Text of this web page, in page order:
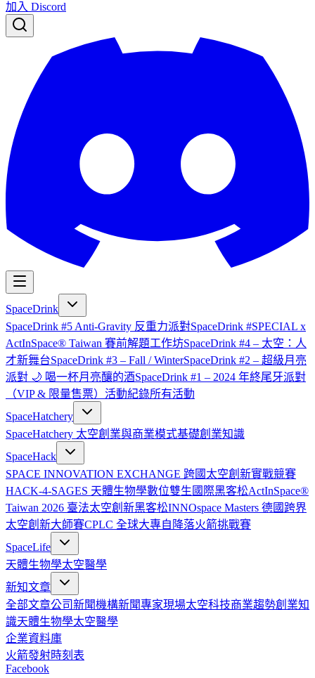
加入 Discord
SpaceDrink
SpaceDrink #5 Anti-Gravity 反重力派對SpaceDrink #SPECIAL x
ActInSpace® Taiwan 賽前解題工作坊SpaceDrink #4 – 太空：人
才新舞台SpaceDrink #3 – Fall / WinterSpaceDrink #2 – 超級月亮
派對 🌙 喝一杯月亮釀的酒SpaceDrink #1 – 2024 年終尾牙派對
（VIP & 限量售票） 活動紀錄所有活動
SpaceHatchery
SpaceHatchery 太空創業與商業模式基礎創業知識
SpaceHack
SPACE INNOVATION EXCHANGE 跨國太空創新實戰競賽
HACK-4-SAGES 天體生物學數位雙生國際黑客松ActInSpace®
Taiwan 2026 臺法太空創新黑客松INNOspace Masters 德國跨界
太空創新大師賽CPLC 全球大專自降落火箭挑戰賽
SpaceLife
天體生物學太空醫學
新知文章
全部文章公司新聞機構新聞專家現場太空科技商業趨勢創業知
識天體生物學太空醫學
企業資料庫
火箭發射時刻表
Facebook